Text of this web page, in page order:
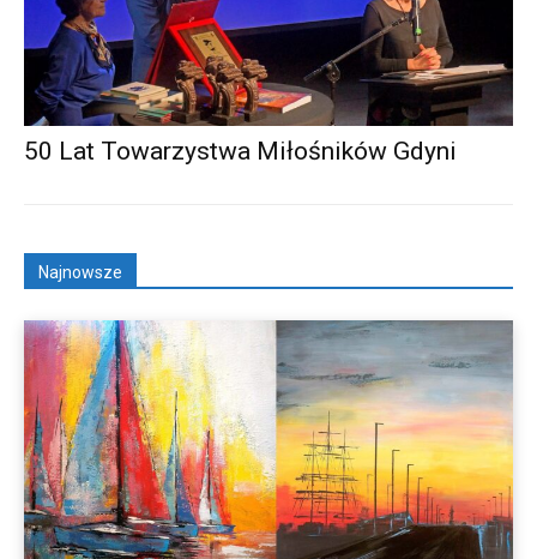
50 Lat Towarzystwa Miłośników Gdyni
Najnowsze